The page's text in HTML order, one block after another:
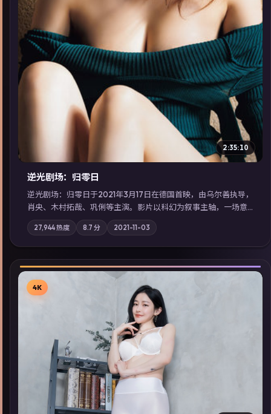
2:35:10
逆光剧场：归零日
逆光剧场：归零日于2021年3月17日在德国首映，由乌尔善执导，
肖央、木村拓哉、巩俐等主演。影片以科幻为叙事主轴，一场意
外将众人卷入不可撤回的连锁反应；摄影与配乐强化地域气质；
站内亦可通过「国产免费观看高清电视剧在线看」延展检索同类
型高分佳作，畅享高清在线追剧体验。
27,944热度 8.7 分 2021-11-03
▶
4K